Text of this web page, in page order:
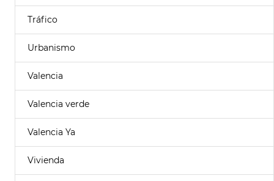
Tráfico
Urbanismo
Valencia
Valencia verde
Valencia Ya
Vivienda